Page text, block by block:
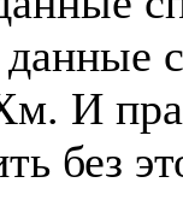
И
без